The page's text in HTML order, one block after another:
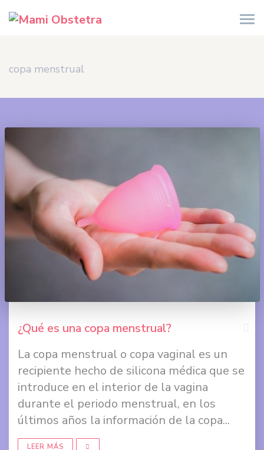
copa menstrual
¿Qué es una copa menstrual?
en
La copa menstrual o copa vaginal es un
recipiente hecho de silicona médica que se
introduce en el interior de la vagina
durante el periodo menstrual, en los
últimos años la información de la copa...
LEER MÁS